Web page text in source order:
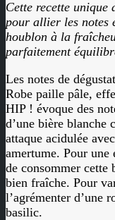
Cette recette unique
pour allier les notes
houblon à la
parfaitement
Les notes de
Robe paille pâle,
HIP ! évoque des
d’une bière blanche
attaque acidulée
amertume. Pour
de consommer cette
bien fraîche. Pour
l’agrémenter d’une
basilic.